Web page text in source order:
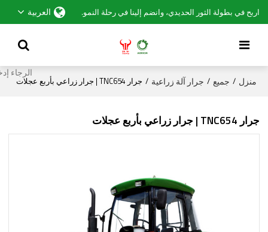
اربح في بطولة الثور الحديدي، وانضم إلينا في رحلة النمو. العربية
منزل / جميع / جرار آلة زراعية / جرار TNC654 | جرار زراعي بأربع عجلات
جرار TNC654 | جرار زراعي بأربع عجلات